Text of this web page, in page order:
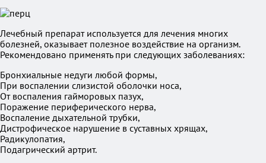
Лечебный препарат используется для лечения многих
болезней, оказывает полезное воздействие на организм.
Рекомендовано применять при следующих заболеваниях:
Бронхиальные недуги любой формы,
При воспалении слизистой оболочки носа,
От воспаления гайморовых пазух,
Поражение периферического нерва,
Воспаление дыхательной трубки,
Дистрофическое нарушение в суставных хрящах,
Радикулопатия,
Подагрический артрит.